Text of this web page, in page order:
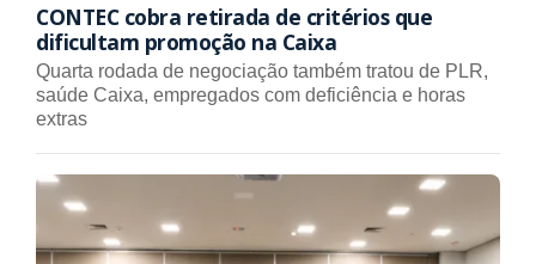
CONTEC cobra retirada de critérios que
dificultam promoção na Caixa
Quarta rodada de negociação também tratou de PLR,
saúde Caixa, empregados com deficiência e horas
extras